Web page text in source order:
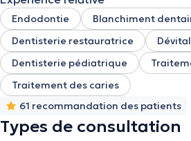
Endodontie
Blanchiment
Dentisterie restauratrice
Dentisterie pédiatrique
Traitement des caries
61 recommandation des patients
Types de consultation